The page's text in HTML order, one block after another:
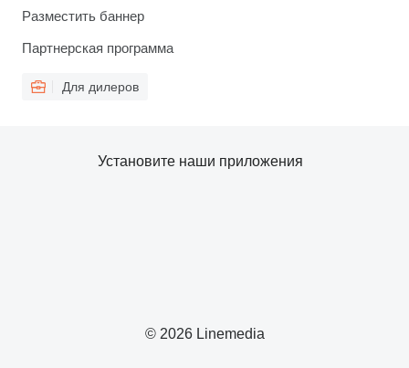
Разместить баннер
Партнерская программа
Для дилеров
© 2026 Linemedia
Установите наши приложения